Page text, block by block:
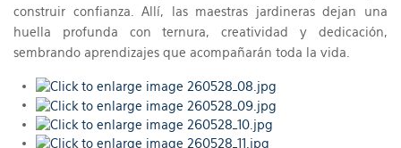
construir confianza. Allí, las maestras jardineras dejan una
huella profunda con ternura, creatividad y dedicación,
sembrando aprendizajes que acompañarán toda la vida.